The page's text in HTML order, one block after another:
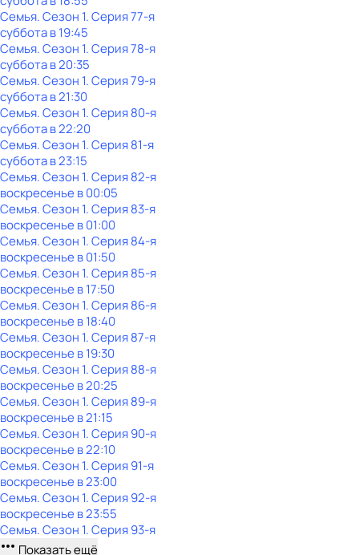
Семья. Сезон 1. Серия 77-я
субботав19:45
Семья. Сезон 1. Серия 78-я
субботав20:35
Семья. Сезон 1. Серия 79-я
субботав21:30
Семья. Сезон 1. Серия 80-я
субботав22:20
Семья. Сезон 1. Серия 81-я
субботав23:15
Семья. Сезон 1. Серия 82-я
воскресенье в00:05
Семья. Сезон 1. Серия 83-я
воскресенье в01:00
Семья. Сезон 1. Серия 84-я
воскресенье в01:50
Семья. Сезон 1. Серия 85-я
воскресенье в17:50
Семья. Сезон 1. Серия 86-я
воскресенье в18:40
Семья. Сезон 1. Серия 87-я
воскресенье в19:30
Семья. Сезон 1. Серия 88-я
воскресенье в20:25
Семья. Сезон 1. Серия 89-я
воскресенье в21:15
Семья. Сезон 1. Серия 90-я
воскресенье в22:10
Семья. Сезон 1. Серия 91-я
воскресенье в23:00
Семья. Сезон 1. Серия 92-я
воскресенье в23:55
Семья. Сезон 1. Серия 93-я
Показать ещё